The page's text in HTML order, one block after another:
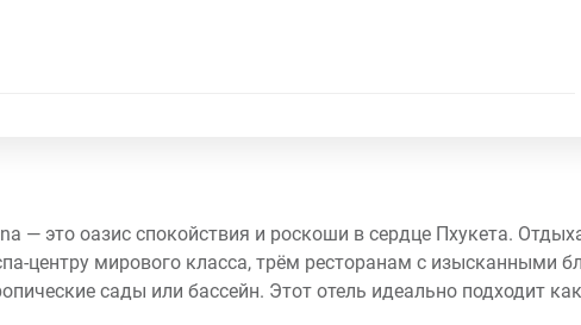
— это оазис спокойствия и роскоши в сердце Пхукета.
центру мирового класса, трём ресторанам с изысканными
сады или бассейн. Этот отель идеально подходит